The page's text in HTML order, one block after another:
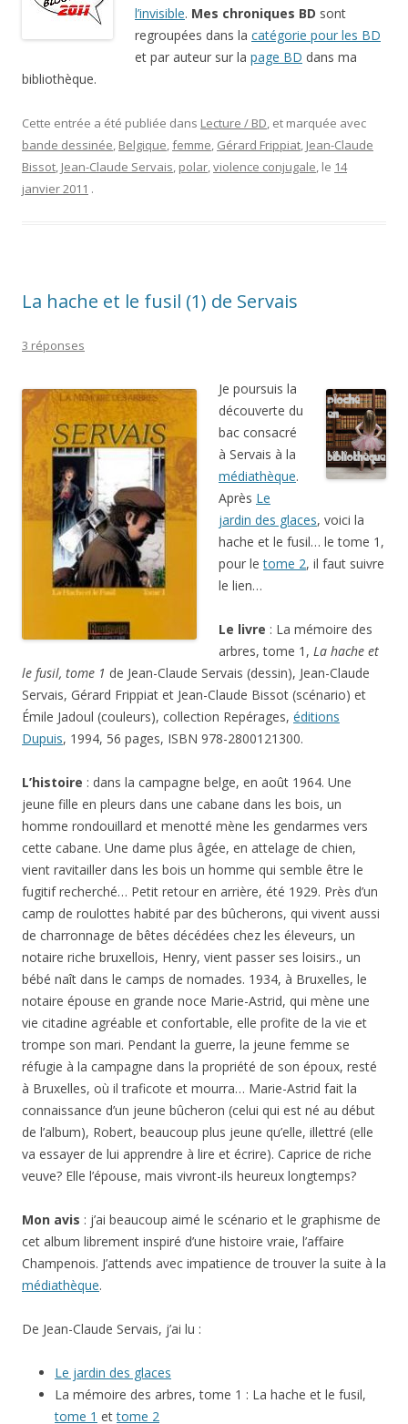
l’invisible. Mes chroniques BD sont
regroupées dans la catégorie pour les BD
et par auteur sur la page BD dans ma
bibliothèque.
Cette entrée a été publiée dans Lecture / BD, et marquée avec
bande dessinée, Belgique,femme, Gérard Frippiat, Jean-Claude
Bissot, Jean-Claude Servais, polar,violence conjugale, le 14
janvier 2011 .
La hache et le fusil (1) de Servais
3 réponses
Je poursuis la
découverte du
bac consacré
à Servais à la
médiathèque.
Après Le
jardin des glaces, voici la
hache et le fusil… le tome 1,
pour letome 2, il faut suivre
le lien…
Le livre : La mémoire des
arbres, tome 1, La hache et
le fusil, tome 1 de Jean-Claude Servais (dessin), Jean-Claude
Servais, Gérard Frippiat et Jean-Claude Bissot (scénario) et
Émile Jadoul (couleurs), collection Repérages, éditions
Dupuis, 1994, 56 pages, ISBN 978-2800121300.
L’histoire : dans la campagne belge, en août 1964. Une
jeune fille en pleurs dans une cabane dans les bois, un
homme rondouillard et menotté mène les gendarmes vers
cette cabane. Une dame plus âgée, en attelage de chien,
vient ravitailler dans les bois un homme qui semble être le
fugitif recherché… Petit retour en arrière, été 1929. Près d’un
camp de roulottes habité par des bûcherons, qui vivent aussi
de charronnage de bêtes décédées chez les éleveurs, un
notaire riche bruxellois, Henry, vient passer ses loisirs., un
bébé naît dans le camps de nomades. 1934, à Bruxelles, le
notaire épouse en grande noce Marie-Astrid, qui mène une
vie citadine agréable et confortable, elle profite de la vie et
trompe son mari. Pendant la guerre, la jeune femme se
réfugie à la campagne dans la propriété de son époux, resté
à Bruxelles, où il traficote et mourra… Marie-Astrid fait la
connaissance d’un jeune bûcheron (celui qui est né au début
de l’album), Robert, beaucoup plus jeune qu’elle, illettré (elle
va essayer de lui apprendre à lire et écrire). Caprice de riche
veuve? Elle l’épouse, mais vivront-ils heureux longtemps?
Mon avis : j’ai beaucoup aimé le scénario et le graphisme de
cet album librement inspiré d’une histoire vraie, l’affaire
Champenois. J’attends avec impatience de trouver la suite à la
médiathèque.
De Jean-Claude Servais, j’ai lu :
Le jardin des glaces
La mémoire des arbres, tome 1 : La hache et le fusil,
tome 1 ettome 2